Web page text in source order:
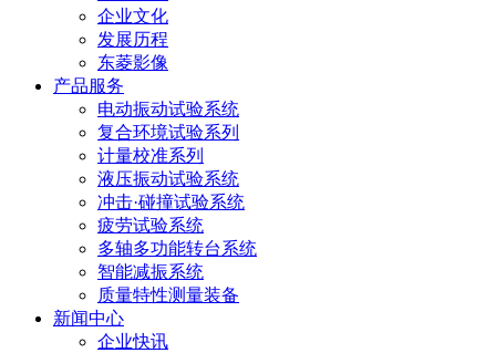
企业文化
发展历程
东菱影像
产品服务
电动振动试验系统
复合环境试验系列
计量校准系列
液压振动试验系统
冲击·碰撞试验系统
疲劳试验系统
多轴多功能转台系统
智能减振系统
质量特性测量装备
新闻中心
企业快讯